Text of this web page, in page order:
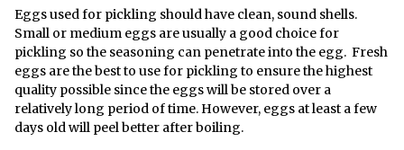
Eggs used for pickling should have clean, sound shells.
Small or medium eggs are usually a good choice for
pickling so the seasoning can penetrate into the egg. Fresh
eggs are the best to use for pickling to ensure the highest
quality possible since the eggs will be stored over a
relatively long period of time. However, eggs at least a few
days old will peel better after boiling.